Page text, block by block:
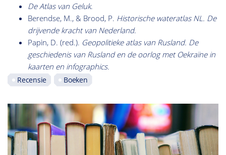
De Atlas van Geluk.
Berendse, M., & Brood, P. Historische wateratlas NL. De
drijvende kracht van Nederland.
Papin, D. (red.). Geopolitieke atlas van Rusland. De
geschiedenis van Rusland en de oorlog met Oekraïne in
kaarten en infographics.
Recensie Boeken